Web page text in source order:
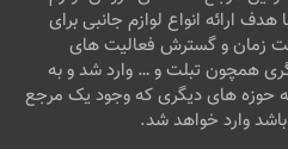
فعالیت خود را از سال ۹۸ با هدف ارائه انواع لوازم جانبی برای
زمان و گسترش فعالیت های
همچون تبلت و … وارد شد و به
به حوزه های دیگری که وجود یک مرجع
وارد خواهد شد.